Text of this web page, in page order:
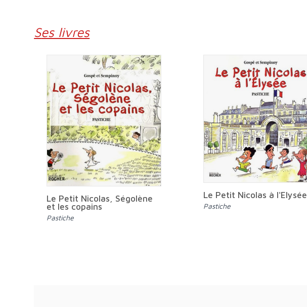
Ses livres
Le Petit Nicolas, Ségolène
et les copains
Pastiche
Le Petit Nicolas à l'Elysée
Pastiche